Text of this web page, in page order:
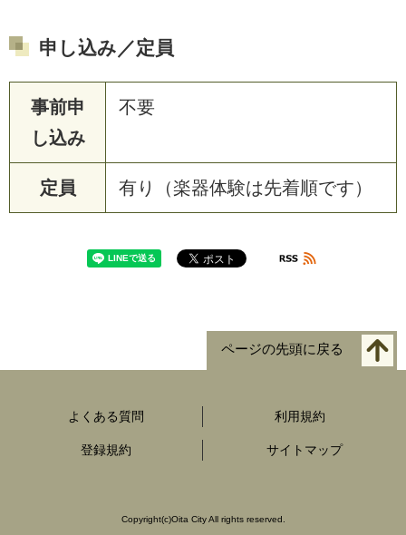
申し込み／定員
事前申
し込み
不要
定員 有り（楽器体験は先着順です）
ページの先頭に戻る
よくある質問 利用規約
登録規約 サイトマップ
Copyright(c)Oita City All rights reserved.